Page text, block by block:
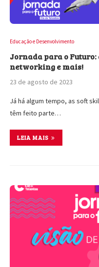
Educação e Desenvolvimento
Jornada para o
networking e mais!
23 de agosto de 2023
Já há algum tempo, as soft
têm feito parte…
LEIA MAIS